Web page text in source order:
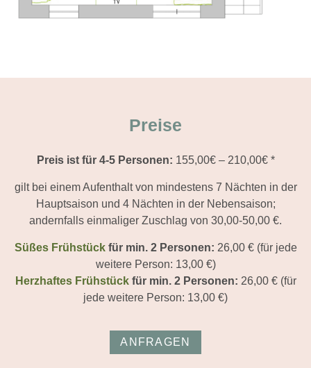
Preise
Preis ist für 4-5 Personen: 155,00€ – 210,00€ *
gilt bei einem Aufenthalt von mindestens 7 Nächten in der
Hauptsaison und 4 Nächten in der Nebensaison;
andernfalls einmaliger Zuschlag von 30,00-50,00 €.
Süßes Frühstückfür min. 2 Personen: 26,00 € (für jede
weitere Person: 13,00 €)
Herzhaftes Frühstückfür min. 2 Personen: 26,00 € (für
jede weitere Person: 13,00 €)
ANFRAGEN